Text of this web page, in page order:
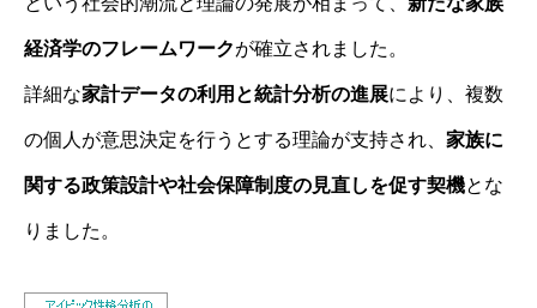
経済学のフレームワークが確立されました。
詳細な家計データの利用と統計分析の進展により、複数
の個人が意思決定を行うとする理論が支持され、 家族に
関する政策設計や社会保障制度の見直しを促す契機とな
りました。